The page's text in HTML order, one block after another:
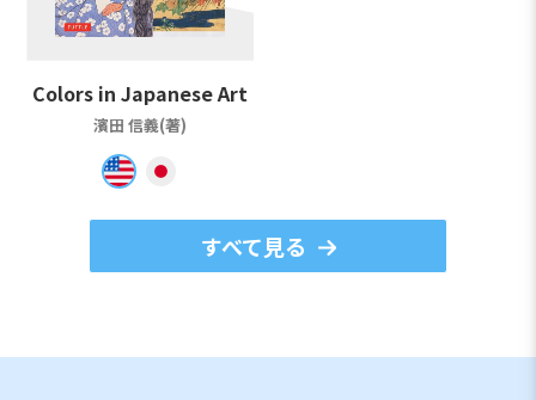
Colors in Japanese Art
濱田 信義(著)
すべて見る